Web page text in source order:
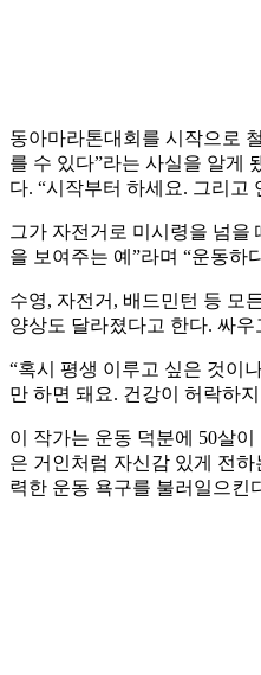
동아마라톤대회를 시작으로
를 수 있다”라는 사실을 알게
다. “시작부터 하세요. 그리고
그가 자전거로 미시령을 넘을
을 보여주는 예”라며 “운동하
수영, 자전거, 배드민턴 등 모
양상도 달라졌다고 한다. 싸
“혹시 평생 이루고 싶은 것이
만 하면 돼요. 건강이 허락하
이 작가는 운동 덕분에 50살
은 거인처럼 자신감 있게 전
력한 운동 욕구를 불러일으킨